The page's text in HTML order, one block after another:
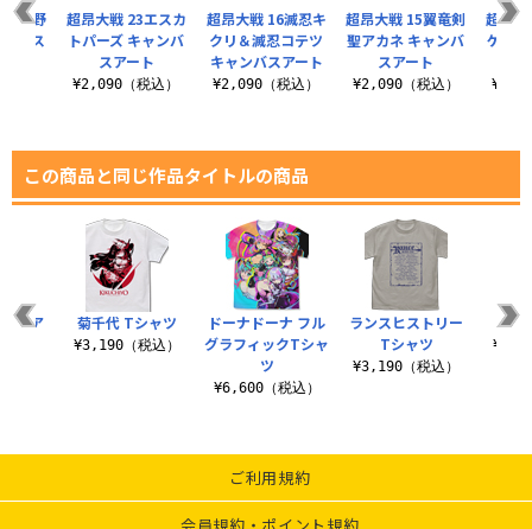
超昂大戦 16滅忍キ
クリ＆滅忍コテツ
キャンバスアート
¥2,090（税込）
超昂大戦 15翼竜剣
聖アカネ キャンバ
スアート
¥2,090（税込）
超昂
ゲル
古野
バス
超昂大戦 23エスカ
トパーズ キャンバ
スアート
¥2,090（税込）
この商品と同じ作品タイトルの商品
ドーナドーナ フル
グラフィックTシャ
ツ
¥6,600（税込）
ランスヒストリー
Tシャツ
¥3,190（税込）
ハニ
クア
菊千代 Tシャツ
¥3,190（税込）
ご利用規約